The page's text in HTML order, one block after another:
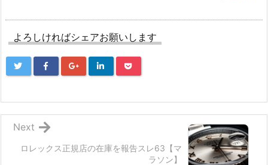
よろしければシェアお願いします
ロレックス正規店の在庫を報告スレ63【マ
ラソン】
Next